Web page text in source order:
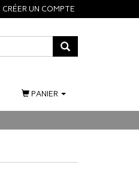
CRÉER UN COMPTE
PANIER